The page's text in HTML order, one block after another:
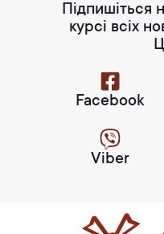
Підпишіться
курсі всіх
Facebook
Viber